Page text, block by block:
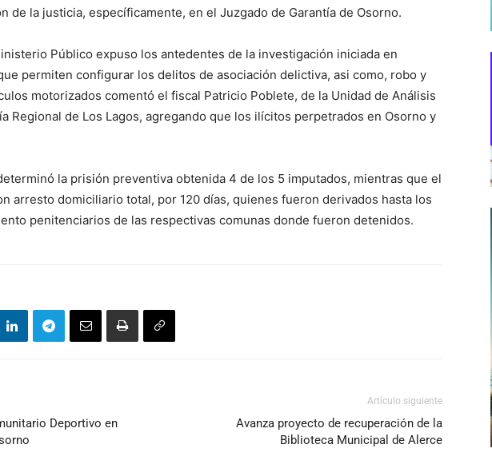
de la justicia, específicamente, en el Juzgado de Garantía de Osorno.
Público expuso los antedentes de la investigación iniciada en
permiten configurar los delitos de asociación delictiva, asi como, robo y
motorizados comentó el fiscal Patricio Poblete, de la Unidad de Análisis
Regional de Los Lagos, agregando que los ilícitos perpetrados en Osorno y
la prisión preventiva obtenida 4 de los 5 imputados, mientras que el
arresto domiciliario total, por 120 días, quienes fueron derivados hasta los
penitenciarios de las respectivas comunas donde fueron detenidos.
Deportivo en
Artículo siguiente
Avanza proyecto de recuperación de la
Biblioteca Municipal de Alerce